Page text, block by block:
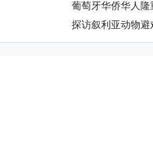
葡萄牙华侨华人隆
探访叙利亚动物